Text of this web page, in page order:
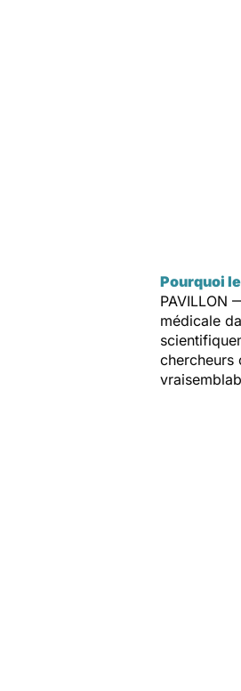
Pourquoi
PAVILLON
médicale
chercheurs